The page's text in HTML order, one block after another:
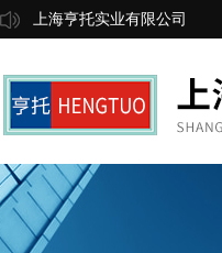
上海亨托实业有限公司